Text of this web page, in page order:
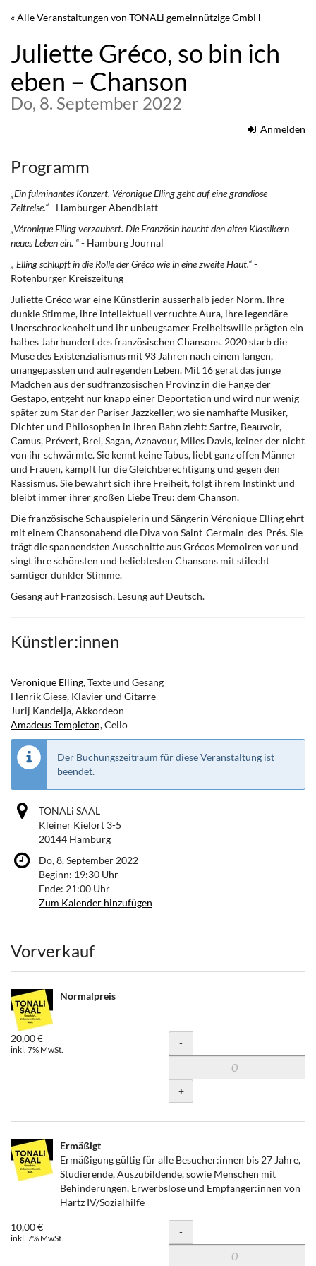
Zum
springen
« Alle Veranstaltungen von TONALi gemeinnützige GmbH
Juliette Gréco, so bin ich
eben – Chanson
Do, 8. September 2022
Anmelden
Programm
„Ein fulminantes Konzert. Véronique Elling geht auf eine grandiose
Zeitreise.“ - Hamburger Abendblatt
„Véronique Elling verzaubert. Die Französin haucht den alten Klassikern
neues Leben ein. “- Hamburg Journal
„ Elling schlüpft in die Rolle der Gréco wie in eine zweite Haut.“-
Rotenburger Kreiszeitung
Juliette Gréco war eine Künstlerin ausserhalb jeder Norm. Ihre
dunkle Stimme, ihre intellektuell verruchte Aura, ihre legendäre
Unerschrockenheit und ihr unbeugsamer Freiheitswille prägten ein
halbes Jahrhundert des französischen Chansons. 2020 starb die
Muse des Existenzialismus mit 93 Jahren nach einem langen,
unangepassten und aufregenden Leben. Mit 16 gerät das junge
Mädchen aus der südfranzösischen Provinz in die Fänge der
Gestapo, entgeht nur knapp einer Deportation und wird nur wenig
später zum Star der Pariser Jazzkeller, wo sie namhafte Musiker,
Dichter und Philosophen in ihren Bahn zieht: Sartre, Beauvoir,
Camus, Prévert, Brel, Sagan, Aznavour, Miles Davis, keiner der nicht
von ihr schwärmte. Sie kennt keine Tabus, liebt ganz offen Männer
und Frauen, kämpft für die Gleichberechtigung und gegen den
Rassismus. Sie bewahrt sich ihre Freiheit, folgt ihrem Instinkt und
bleibt immer ihrer großen Liebe Treu: dem Chanson.
Die französische Schauspielerin und Sängerin Véronique Elling ehrt
mit einem Chansonabend die Diva von Saint-Germain-des-Prés. Sie
trägt die spannendsten Ausschnitte aus Grécos Memoiren vor und
singt ihre schönsten und beliebtesten Chansons mit stilecht
samtiger dunkler Stimme.
Gesang auf Französisch, Lesung auf Deutsch.
Künstler:innen
Veronique Elling, Texte und Gesang
Henrik Giese, Klavier und Gitarre
Jurij Kandelja, Akkordeon
Amadeus Templeton,Cello
Der Buchungszeitraum für diese Veranstaltung ist
beendet.
TONALi SAAL
Kleiner Kielort 3-5
20144 Hamburg
Do, 8. September 2022
Beginn: 19:30 Uhr
Ende: 21:00 Uhr
Zum Kalender hinzufügen
Produkte
Vorverkauf
Normalpreis
20,00 €
inkl. 7% MwSt. Menge
-
+
Ermäßigt
Ermäßigung gültig für alle Besucher:innen bis 27 Jahre,
Studierende, Auszubildende, sowie Menschen mit
Behinderungen, Erwerbslose und Empfänger:innen von
Hartz IV/Sozialhilfe
10,00 €
inkl. 7% MwSt. Menge
-